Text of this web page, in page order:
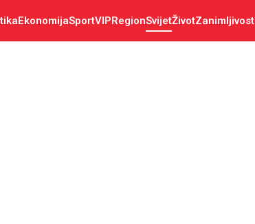
EkonomijaSportVIPRegionSvijetŽivot